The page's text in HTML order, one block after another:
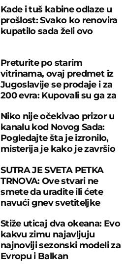
Kade i tuš kabine odlaze u
prošlost: Svako ko renovira
kupatilo sada želi ovo
Preturite po starim
vitrinama, ovaj predmet iz
Jugoslavije se prodaje i za
200 evra: Kupovali su ga za
Niko nije očekivao prizor u
kanalu kod Novog Sada:
Pogledajte šta je izronilo,
misterija je kako je završio
SUTRA JE SVETA PETKA
TRNOVA: Ove stvari ne
smete da uradite ili ćete
navući gnev svetiteljke
Stiže uticaj dva okeana: Evo
kakvu zimu najavljuju
najnoviji sezonski modeli za
Evropu i Balkan